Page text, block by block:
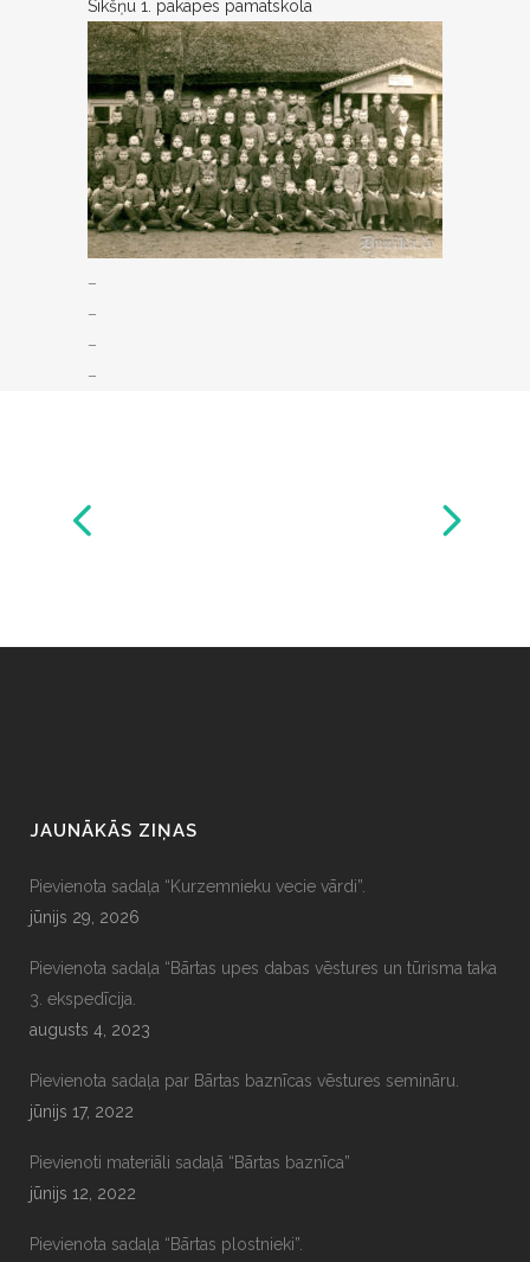
Sikšņu 1. pakāpes pamatskola
–
–
–
–
JAUNĀKĀS ZIŅAS
Pievienota sadaļa “Kurzemnieku vecie vārdi”.
jūnijs 29, 2026
Pievienota sadaļa “Bārtas upes dabas vēstures un tūrisma taka
3. ekspedīcija.
augusts 4, 2023
Pievienota sadaļa par Bārtas baznīcas vēstures semināru.
jūnijs 17, 2022
Pievienoti materiāli sadaļā “Bārtas baznīca”
jūnijs 12, 2022
Pievienota sadaļa “Bārtas plostnieki”.